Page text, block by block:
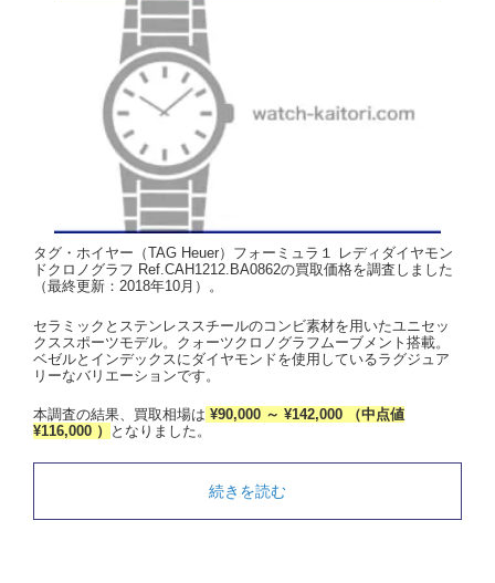
タグ・ホイヤー（TAG Heuer）フォーミュラ１ レディダイヤモン
ドクロノグラフ Ref.CAH1212.BA0862の買取価格を調査しました
（最終更新：2018年10月）。
セラミックとステンレススチールのコンビ素材を用いたユニセッ
クススポーツモデル。クォーツクロノグラフムーブメント搭載。
ベゼルとインデックスにダイヤモンドを使用しているラグジュア
リーなバリエーションです。
本調査の結果、買取相場は ¥90,000 ～ ¥142,000 （中点値
¥116,000 ）
となりました。
続きを読む